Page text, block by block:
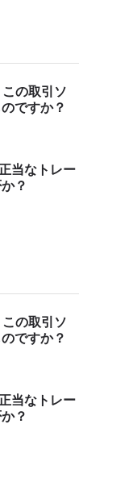
の取引ソ
ですか？
当なトレー
？
の取引ソ
ですか？
当なトレー
？